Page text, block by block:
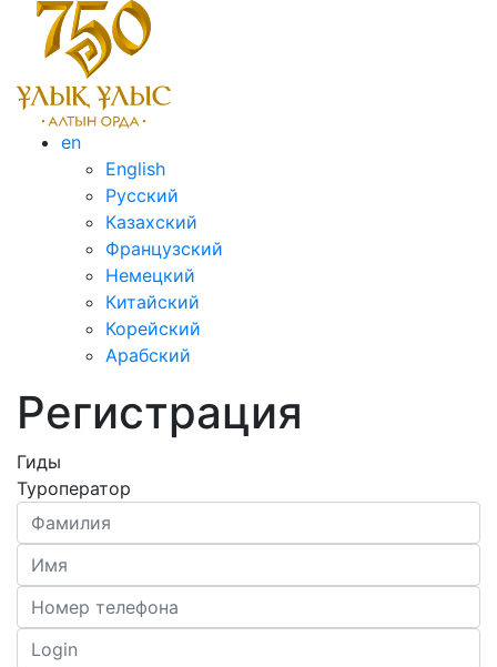
en
English
Русский
Казахский
Французский
Немецкий
Китайский
Корейский
Арабский
Регистрация
Гиды
Туроператор